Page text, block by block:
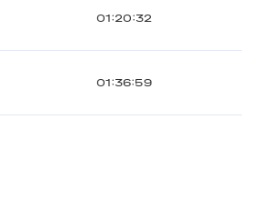
01:20:32
01:36:59